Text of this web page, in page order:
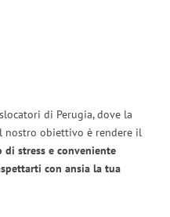
di Perugia, dove la
nostro obiettivo è rendere il
stress e conveniente
con ansia la tua